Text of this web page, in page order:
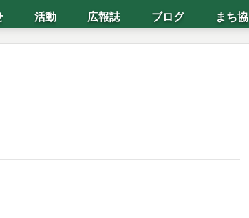
活動 広報誌 ブログ まち協